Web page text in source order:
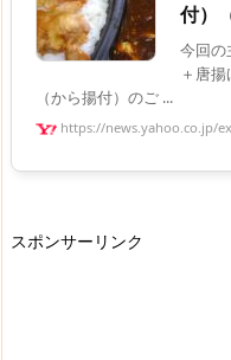
付）
今回の
＋唐
（から揚付）のご ...
https://news.yahoo.co.jp/
スポンサーリンク